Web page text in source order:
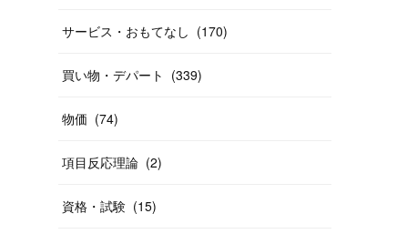
(40
サービス・おもてなし (170)
買い物・デパート (339)
物価 (74)
項目反応理論 (2)
資格・試験 (15)